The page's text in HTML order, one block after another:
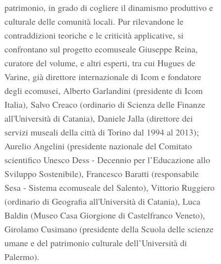
patrimonio, in grado di cogliere il dinamismo produttivo e
culturale delle comunità locali. Pur rilevandone le
contraddizioni teoriche e le criticità applicative, si
confrontano sul progetto ecomuseale Giuseppe Reina,
curatore del volume, e altri esperti, tra cui Hugues de
Varine, già direttore internazionale di Icom e fondatore
degli ecomusei, Alberto Garlandini (presidente di Icom
Italia), Salvo Creaco (ordinario di Scienza delle Finanze
all'Università di Catania), Daniele Jalla (direttore dei
servizi museali della città di Torino dal 1994 al 2013);
Aurelio Angelini (presidente nazionale del Comitato
scientifico Unesco Dess - Decennio per l’Educazione allo
Sviluppo Sostenibile), Francesco Baratti (responsabile
Sesa - Sistema ecomuseale del Salento), Vittorio Ruggiero
(ordinario di Geografia all'Università di Catania), Luca
Baldin (Museo Casa Giorgione di Castelfranco Veneto),
Girolamo Cusimano (presidente della Scuola delle scienze
umane e del patrimonio culturale dell’Università di
Palermo).